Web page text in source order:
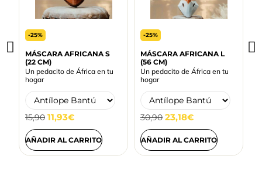
-25%
MÁSCARA AFRICANA S
(22 CM)
Un pedacito de África en tu
hogar
15,90 11,93€
AÑADIR AL CARRITO
-25%
MÁSCARA AFRICANA L
(56 CM)
Un pedacito de África en tu
hogar
30,90 23,18€
AÑADIR AL CARRITO